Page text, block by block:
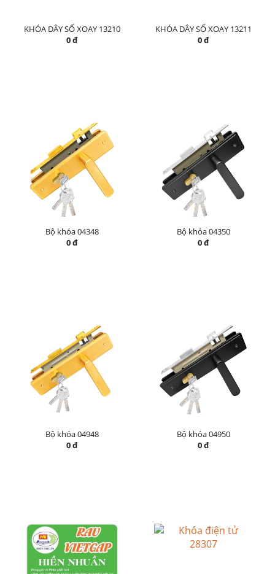
KHÓA DÂY SỐ XOAY 13210
0 đ
KHÓA DÂY SỐ XOAY 13211
0 đ
Bộ khóa 04348
0 đ
Bộ khóa 04350
0 đ
Bộ khóa 04948
0 đ
Bộ khóa 04950
0 đ